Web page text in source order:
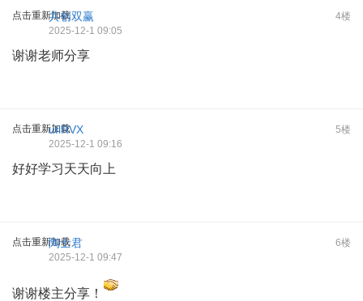
点击重新加载 4楼
共创双赢
2025-12-1 09:05
谢谢老师分享
点击重新加载 5楼
ufiRVX
2025-12-1 09:16
好好学习天天向上
点击重新加载 6楼
陶士君
2025-12-1 09:47
谢谢楼主分享！